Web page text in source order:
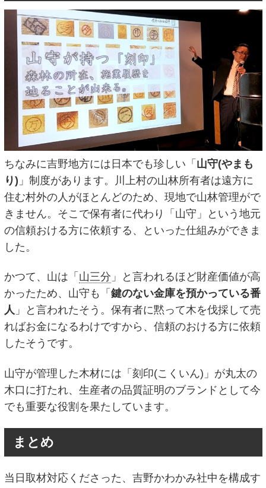
ちなみに吉野地方には日本でも珍しい「 山守(やまも
り) 」制度があります。川上村の山林所有者は遠方に
住む村外の人がほとんどのため、現地で山林管理がで
きません。そこで保有者に代わり「山守」という地元
の信頼おける方に依頼する、といった仕組みができま
した。
かつて、山は「 山三分 」と言われるほど財産価値が高
かったため、山守も「 鍵のない金庫を預かっている番
人 」と言われたそう。保有者に黙って木を伐採して売
ればお金になるわけですから、信頼のおける方に依頼
したそうです。
山守が管理した木材には「刻印(こくいん)」が丸太の
木口に打たれ、生産者の品質証明のブランドとして今
でも重要な役割を果たしています。
まとめ
当日取材対応くださった、吉野かわかみ社中を構成す